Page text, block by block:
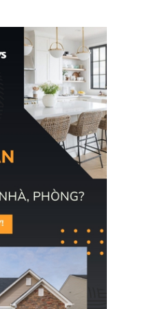
nguy cơ thiếu hụt lực
lượng trầm trọng. Điều
này cần được đặc biệt
chú ý bởi nếu các siêu
bão đổ bộ Hoa Kỳ ở nửa
cuối năm 2026, lực
lượng ứng phó “mỏng”
có thể làm nghẽn công
tác cứu trợ; dẫn đến hệ
thống ứng phó khẩn cấp
quốc gia quá tải.